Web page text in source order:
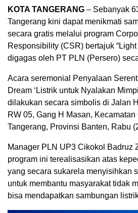
KOTA TANGERANG – Sebanyak
Tangerang kini dapat menikmati
secara gratis melalui program
Responsibility (CSR) bertajuk
digagas oleh PT PLN (Persero)
Acara seremonial Penyalaan
Dream ‘Listrik untuk Nyalakan
dilakukan secara simbolis di Jalan
RW 05, Gang H Masan,
Tangerang, Provinsi Banten, Rabu
Manager PLN UP3 Cikokol Badruz
program ini terealisasikan atas
yang secara sukarela menyisihkan
untuk membantu masyarakat tidak
bisa mendapatkan sambungan